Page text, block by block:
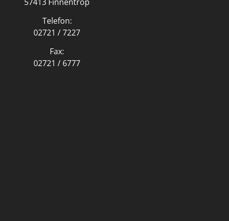
Telefon:
02721 / 7227
Fax:
02721 / 6777